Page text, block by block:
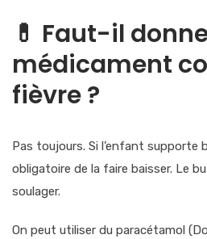
💊 Faut-il
médicament
fièvre ?
Pas toujours. Si l’enfant supporte
obligatoire de la faire baisser. Le
soulager.
On peut utiliser du paracétamol